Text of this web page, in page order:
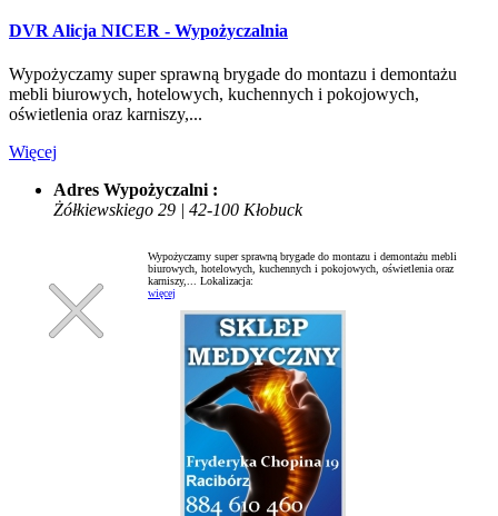
DVR Alicja NICER - Wypożyczalnia
Wypożyczamy super sprawną brygade do montazu i demontażu
mebli biurowych, hotelowych, kuchennych i pokojowych,
oświetlenia oraz karniszy,...
Więcej
Adres Wypożyczalni :
Żółkiewskiego 29 | 42-100 Kłobuck
Wypożyczamy super sprawną brygade do montazu i demontażu mebli
biurowych, hotelowych, kuchennych i pokojowych, oświetlenia oraz
karniszy,... Lokalizacja:
więcej